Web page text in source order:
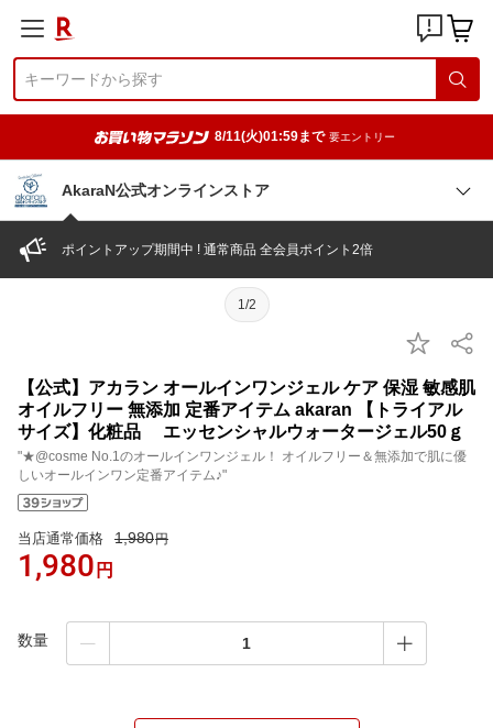
8/11(火)01:59まで 要エントリー
AkaraN公式オンラインストア
ポイントアップ期間中 ! 通常商品 全会員ポイント2倍
1/2
【公式】アカラン オールインワンジェル ケア 保湿 敏感肌
オイルフリー 無添加 定番アイテム akaran 【トライアル
サイズ】化粧品 エッセンシャルウォータージェル50ｇ
"★@cosme No.1のオールインワンジェル！ オイルフリー＆無添加で肌に優
しいオールインワン定番アイテム♪"
当店通常価格 1,980円
1,980 円
数量